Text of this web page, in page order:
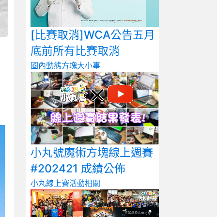
[比賽取消]WCA公告五月
底前所有比賽取消
圈內動態方塊大小事
小丸號魔術方塊線上週賽
#202421 成績公佈
小丸線上賽活動相關